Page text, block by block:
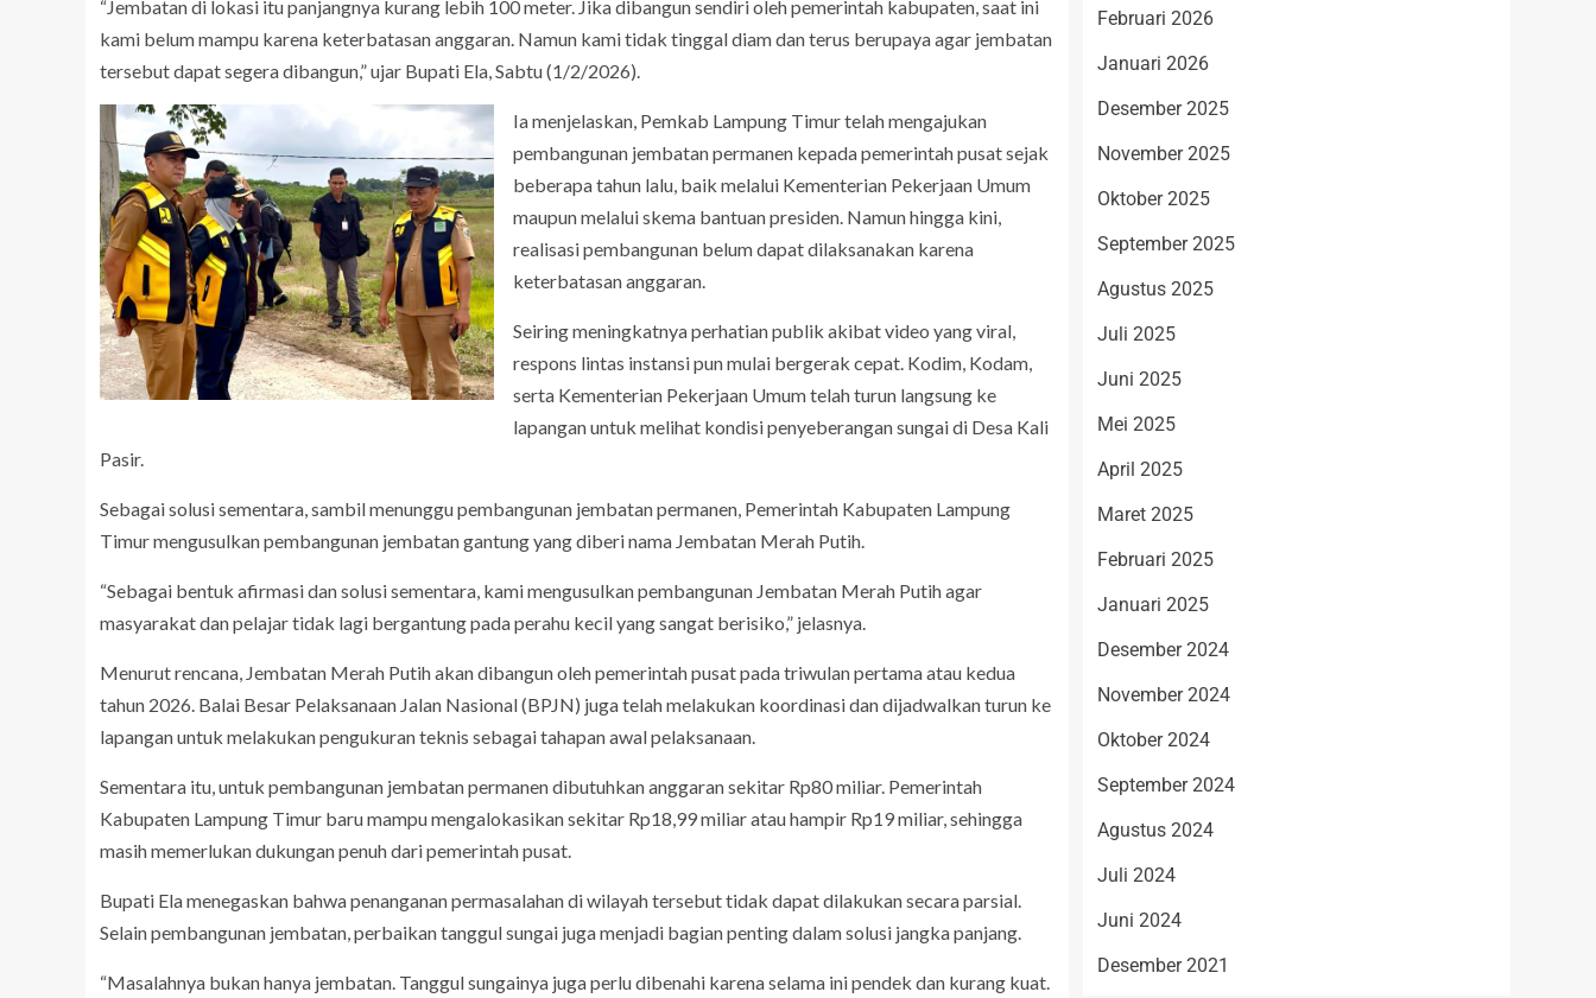
“Jembatan di lokasi itu panjangnya kurang lebih 100 meter. Jika dibangun sendiri oleh pemerintah kabupaten, saat ini
kami belum mampu karena keterbatasan anggaran. Namun kami tidak tinggal diam dan terus berupaya agar jembatan
tersebut dapat segera dibangun,” ujar Bupati Ela, Sabtu (1/2/2026).
Ia menjelaskan, Pemkab Lampung Timur telah mengajukan
pembangunan jembatan permanen kepada pemerintah pusat sejak
beberapa tahun lalu, baik melalui Kementerian Pekerjaan Umum
maupun melalui skema bantuan presiden. Namun hingga kini,
realisasi pembangunan belum dapat dilaksanakan karena
keterbatasan anggaran.
Seiring meningkatnya perhatian publik akibat video yang viral,
respons lintas instansi pun mulai bergerak cepat. Kodim, Kodam,
serta Kementerian Pekerjaan Umum telah turun langsung ke
lapangan untuk melihat kondisi penyeberangan sungai di Desa Kali
Pasir.
Sebagai solusi sementara, sambil menunggu pembangunan jembatan permanen, Pemerintah Kabupaten Lampung
Timur mengusulkan pembangunan jembatan gantung yang diberi nama Jembatan Merah Putih.
“Sebagai bentuk afirmasi dan solusi sementara, kami mengusulkan pembangunan Jembatan Merah Putih agar
masyarakat dan pelajar tidak lagi bergantung pada perahu kecil yang sangat berisiko,” jelasnya.
Menurut rencana, Jembatan Merah Putih akan dibangun oleh pemerintah pusat pada triwulan pertama atau kedua
tahun 2026. Balai Besar Pelaksanaan Jalan Nasional (BPJN) juga telah melakukan koordinasi dan dijadwalkan turun ke
lapangan untuk melakukan pengukuran teknis sebagai tahapan awal pelaksanaan.
Sementara itu, untuk pembangunan jembatan permanen dibutuhkan anggaran sekitar Rp80 miliar. Pemerintah
Kabupaten Lampung Timur baru mampu mengalokasikan sekitar Rp18,99 miliar atau hampir Rp19 miliar, sehingga
masih memerlukan dukungan penuh dari pemerintah pusat.
Bupati Ela menegaskan bahwa penanganan permasalahan di wilayah tersebut tidak dapat dilakukan secara parsial.
Selain pembangunan jembatan, perbaikan tanggul sungai juga menjadi bagian penting dalam solusi jangka panjang.
“Masalahnya bukan hanya jembatan. Tanggul sungainya juga perlu dibenahi karena selama ini pendek dan kurang kuat.
Februari 2026
Januari 2026
Desember 2025
November 2025
Oktober 2025
September 2025
Agustus 2025
Juli 2025
Juni 2025
Mei 2025
April 2025
Maret 2025
Februari 2025
Januari 2025
Desember 2024
November 2024
Oktober 2024
September 2024
Agustus 2024
Juli 2024
Juni 2024
Desember 2021